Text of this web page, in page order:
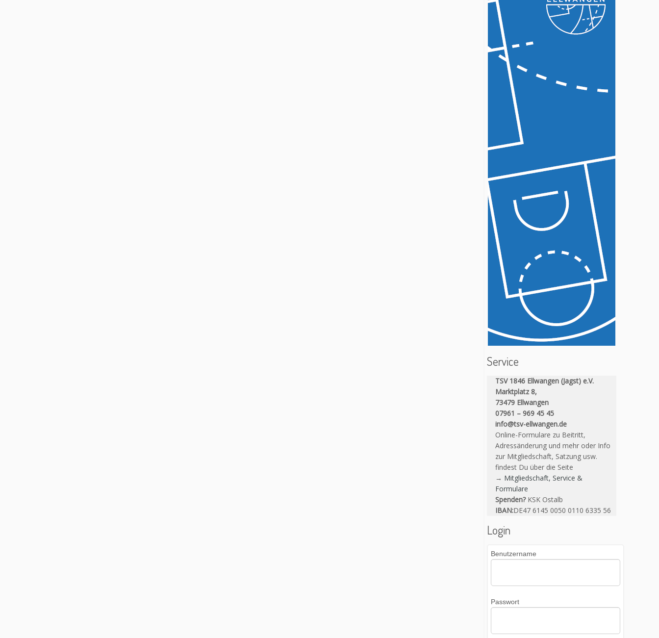
Service
TSV 1846 Ellwangen (Jagst) e.V.
Marktplatz 8,
73479 Ellwangen
07961 – 969 45 45
info@tsv-ellwangen.de
Online-Formulare zu Beitritt,
Adressänderung und mehr oder Info
zur Mitgliedschaft, Satzung usw.
findest Du über die Seite
→ Mitgliedschaft, Service &
Formulare
Spenden? KSK Ostalb
IBAN:DE47 6145 0050 0110 6335 56
Login
Benutzername
Passwort